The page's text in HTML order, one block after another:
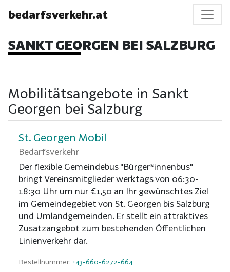
bedarfsverkehr.at
SANKT GEORGEN BEI SALZBURG
Mobilitätsangebote in Sankt
Georgen bei Salzburg
St. Georgen Mobil
Bedarfsverkehr
Der flexible Gemeindebus "Bürger*innenbus"
bringt Vereinsmitglieder werktags von 06:30-
18:30 Uhr um nur €1,50 an Ihr gewünschtes Ziel
im Gemeindegebiet von St. Georgen bis Salzburg
und Umlandgemeinden. Er stellt ein attraktives
Zusatzangebot zum bestehenden Öffentlichen
Linienverkehr dar.
Bestellnummer: +43-660-6272-664